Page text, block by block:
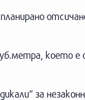
което е
за